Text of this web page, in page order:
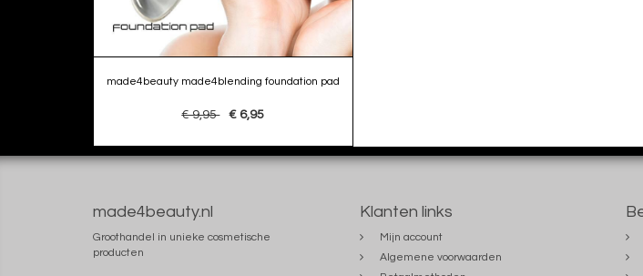
made4beauty made4blending foundation pad
€ 9,95 € 6,95
made4beauty.nl
Groothandel in unieke cosmetische
producten
Klanten links
Mijn account
Algemene voorwaarden